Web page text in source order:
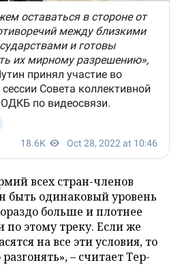
всех стран-членов
быть одинаковый уровень
больше и плотнее
по этому треку. Если же
на все эти условия, то
– считает Тер-